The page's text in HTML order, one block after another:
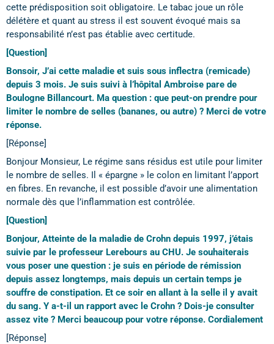
cette prédisposition soit obligatoire. Le tabac joue un rôle
délétère et quant au stress il est souvent évoqué mais sa
responsabilité n’est pas établie avec certitude.
[Question]
Bonsoir, J’ai cette maladie et suis sous inflectra (remicade)
depuis 3 mois. Je suis suivi à l’hôpital Ambroise pare de
Boulogne Billancourt. Ma question : que peut-on prendre pour
limiter le nombre de selles (bananes, ou autre) ? Merci de votre
réponse.
[Réponse]
Bonjour Monsieur, Le régime sans résidus est utile pour limiter
le nombre de selles. Il « épargne » le colon en limitant l’apport
en fibres. En revanche, il est possible d’avoir une alimentation
normale dès que l’inflammation est contrôlée.
[Question]
Bonjour, Atteinte de la maladie de Crohn depuis 1997, j’étais
suivie par le professeur Lerebours au CHU. Je souhaiterais
vous poser une question : je suis en période de rémission
depuis assez longtemps, mais depuis un certain temps je
souffre de constipation. Et ce soir en allant à la selle il y avait
du sang. Y a-t-il un rapport avec le Crohn ? Dois-je consulter
assez vite ? Merci beaucoup pour votre réponse. Cordialement
[Réponse]